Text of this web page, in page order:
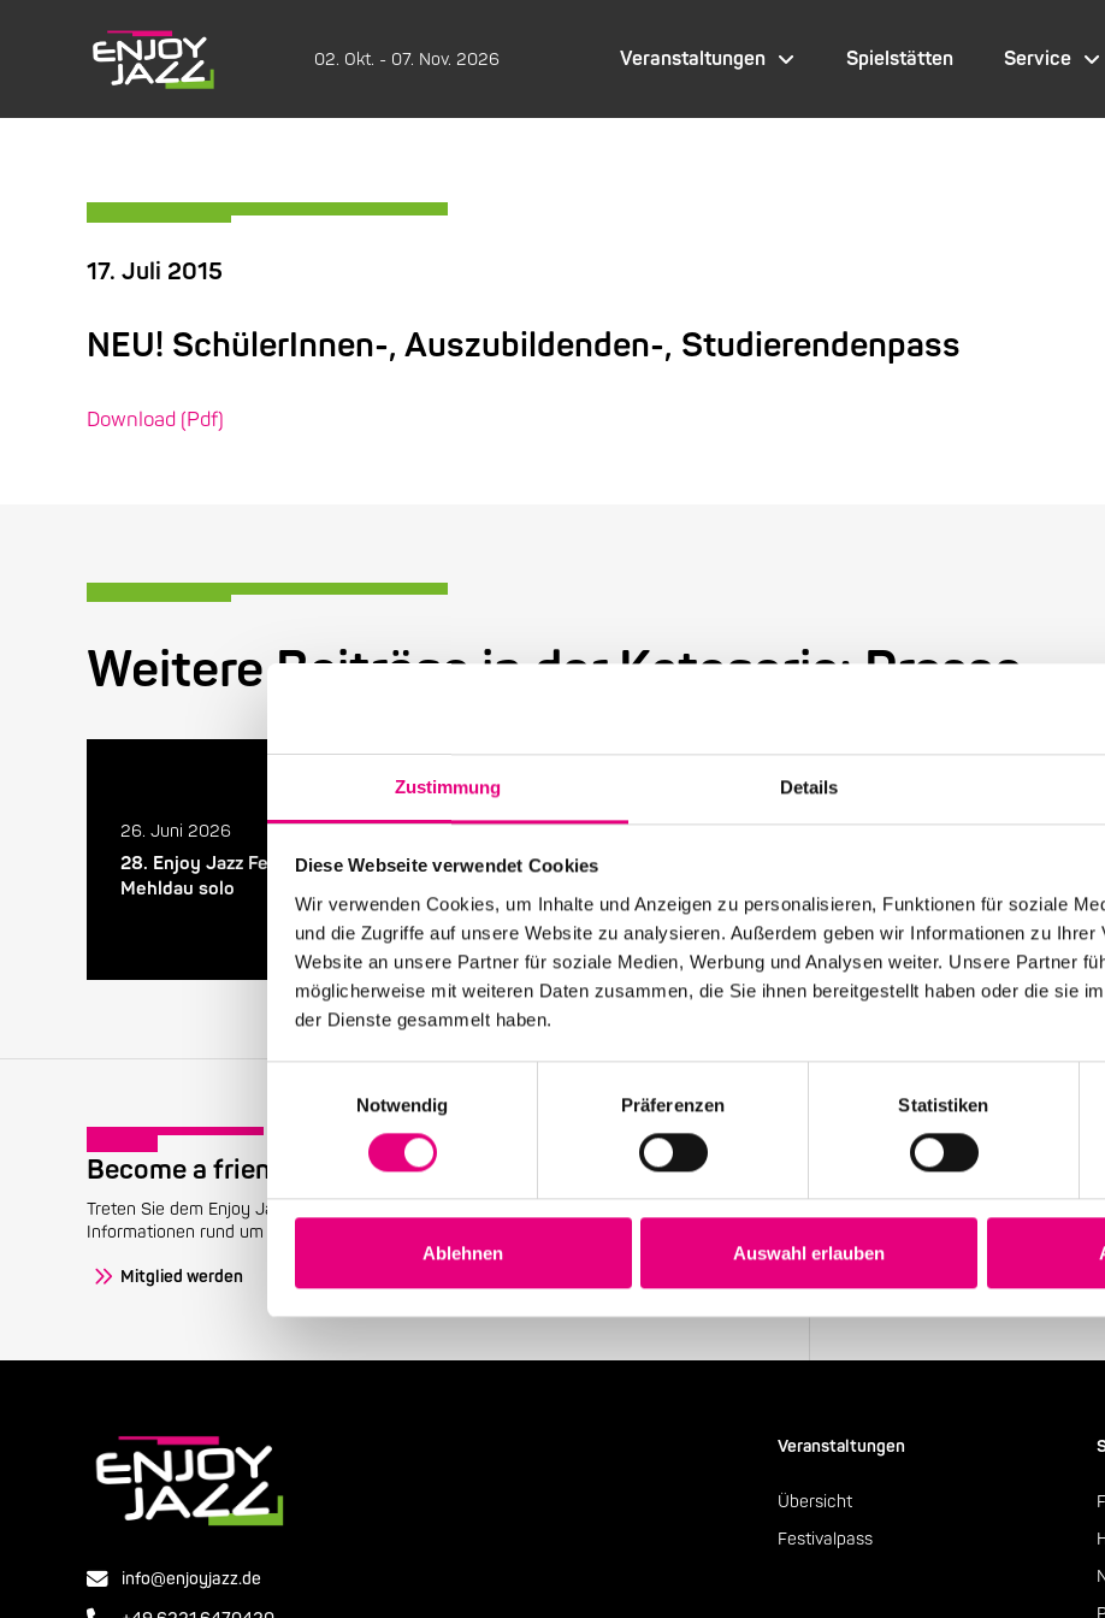
Zustimmung Details
Diese Webseite verwendet Cookies
Wir verwenden Cookies, um Inhalte und Anzeigen zu personalisieren, Funktionen für soziale
und die Zugriffe auf unsere Website zu analysieren. Außerdem geben wir Informationen zu Ihrer
Website an unsere Partner für soziale Medien, Werbung und Analysen weiter. Unsere Partner
möglicherweise mit weiteren Daten zusammen, die Sie ihnen bereitgestellt haben oder die sie
der Dienste gesammelt haben.
Notwendig
Präferenzen Statistiken
Ablehnen Auswahl erlauben
02. Okt. - 07. Nov. 2026 Veranstaltungen Spielstätten Service
17. Juli 2015
NEU! SchülerInnen-, Auszubildenden-, Studierendenpass
Download (Pdf)
Weitere Beiträge in der Kategorie: Presse
26. Juni 2026
28. Enjoy Jazz Festival – Abschluss mit Brad
Mehldau solo
Become a friend!
Treten Sie dem Enjoy Jazz-Freundeskreis bei und erhalten Sie exklusive
Informationen rund um das Festival.
Mitglied werden
Stay up to date!
Erhalten Sie regelmäßig die
info@enjoyjazz.de
Veranstaltungen
Übersicht
Festivalpass